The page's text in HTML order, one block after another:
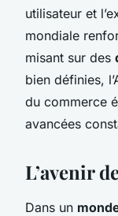
utilisateur et
mondiale
misant sur des
bien définies,
du commerce
avancées
L’avenir
Dans un